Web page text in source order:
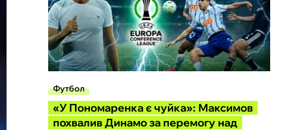
Футбол
«У Пономаренка є чуйка»: Максимов
похвалив Динамо за перемогу над